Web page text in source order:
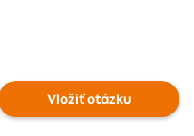
Vložiť otázku